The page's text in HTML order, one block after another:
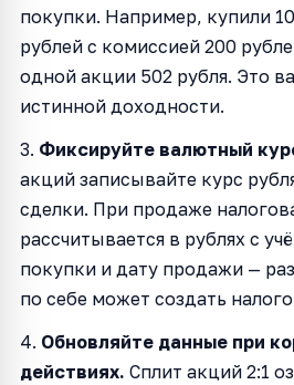
покупки. Например, купили
рублей с комиссией 200
одной акции 502 рубля. Это
истинной доходности.
3. Фиксируйте валютный
акций записывайте курс
сделки. При продаже
рассчитывается в рублях с
покупки и дату продажи —
по себе может создать
4. Обновляйте данные при
действиях. Сплит акций 2:1